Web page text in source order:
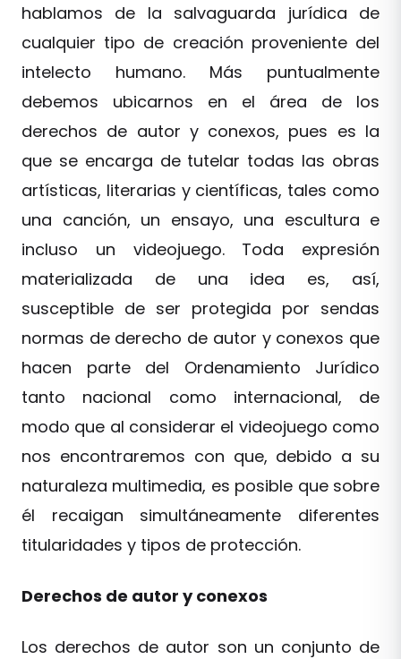
hablamos de la salvaguarda jurídica de
cualquier tipo de creación proveniente del
intelecto humano. Más puntualmente
debemos ubicarnos en el área de los
derechos de autor y conexos, pues es la
que se encarga de tutelar todas las obras
artísticas, literarias y científicas, tales como
una canción, un ensayo, una escultura e
incluso un videojuego. Toda expresión
materializada de una idea es, así,
susceptible de ser protegida por sendas
normas de derecho de autor y conexos que
hacen parte del Ordenamiento Jurídico
tanto nacional como internacional, de
modo que al considerar el videojuego como
nos encontraremos con que, debido a su
naturaleza multimedia, es posible que sobre
él recaigan simultáneamente diferentes
titularidades y tipos de protección.
Derechos de autor y conexos
Los derechos de autor son un conjunto de